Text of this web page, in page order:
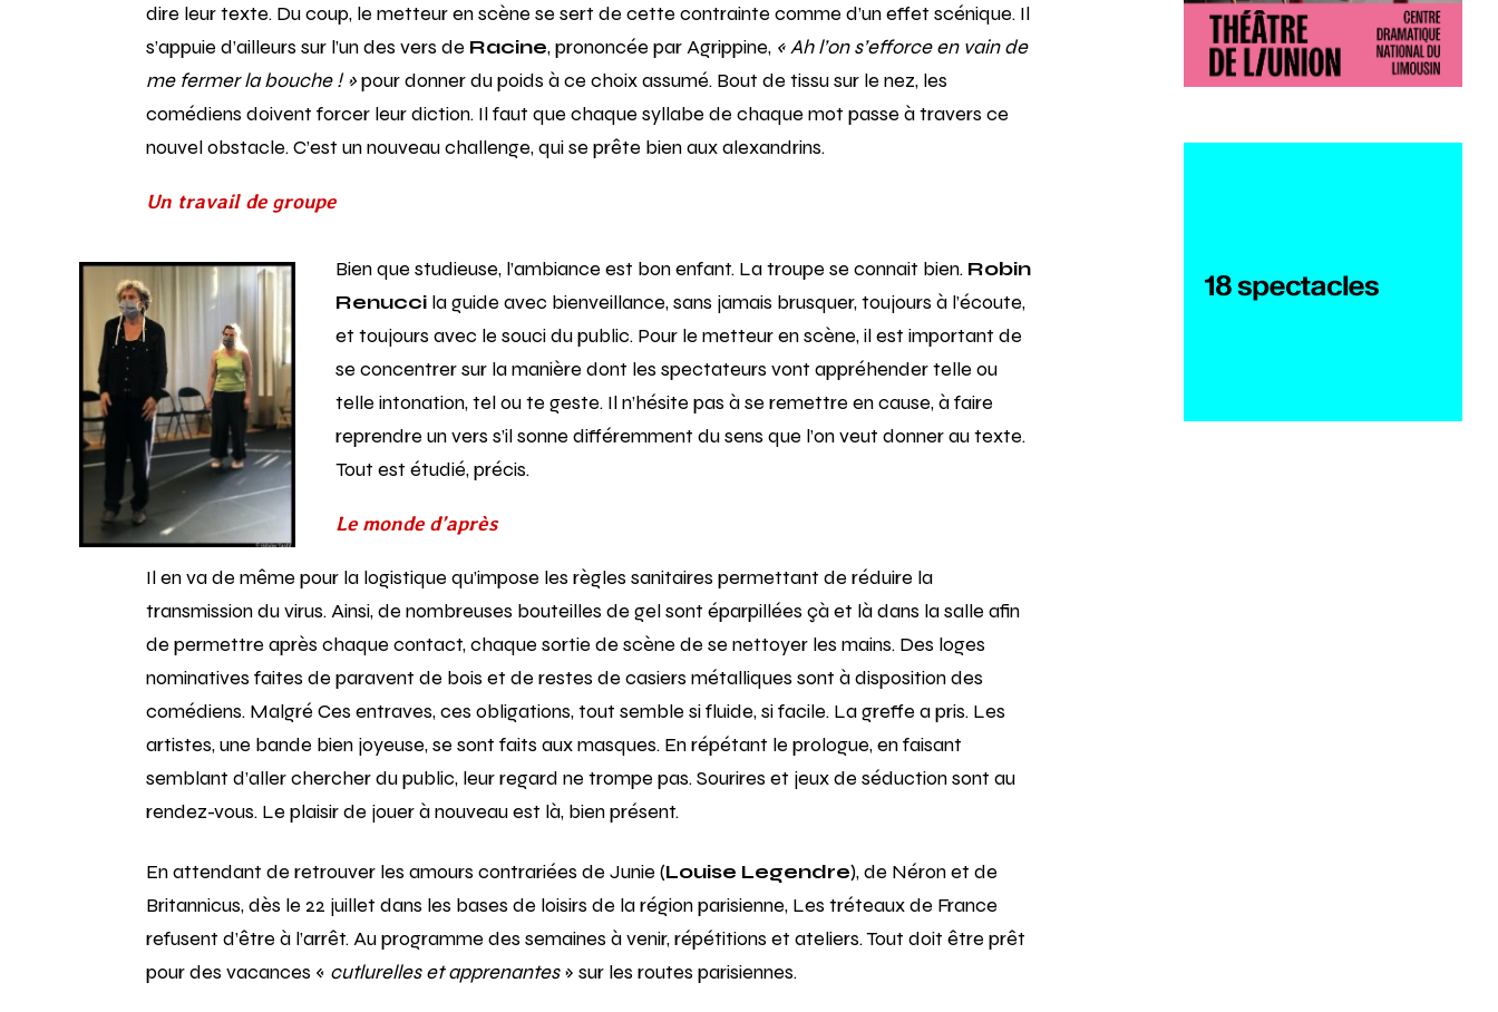
dire leur texte. Du coup, le metteur en scène se sert de cette contrainte comme d’un effet scénique. Il
s’appuie d’ailleurs sur l’un des vers de Racine, prononcée par Agrippine, « Ah l’on s’efforce en vain de
me fermer la bouche ! »pour donner du poids à ce choix assumé. Bout de tissu sur le nez, les
comédiens doivent forcer leur diction. Il faut que chaque syllabe de chaque mot passe à travers ce
nouvel obstacle. C’est un nouveau challenge, qui se prête bien aux alexandrins.
Un travail de groupe
Bien que studieuse, l’ambiance est bon enfant. La troupe se connait bien. Robin
Renucci la guide avec bienveillance, sans jamais brusquer, toujours à l’écoute,
et toujours avec le souci du public. Pour le metteur en scène, il est important de
se concentrer sur la manière dont les spectateurs vont appréhender telle ou
telle intonation, tel ou te geste. Il n’hésite pas à se remettre en cause, à faire
reprendre un vers s’il sonne différemment du sens que l’on veut donner au texte.
Tout est étudié, précis.
Le monde d’après
Il en va de même pour la logistique qu’impose les règles sanitaires permettant de réduire la
transmission du virus. Ainsi, de nombreuses bouteilles de gel sont éparpillées çà et là dans la salle afin
de permettre après chaque contact, chaque sortie de scène de se nettoyer les mains. Des loges
nominatives faites de paravent de bois et de restes de casiers métalliques sont à disposition des
comédiens. Malgré Ces entraves, ces obligations, tout semble si fluide, si facile. La greffe a pris. Les
artistes, une bande bien joyeuse, se sont faits aux masques. En répétant le prologue, en faisant
semblant d’aller chercher du public, leur regard ne trompe pas. Sourires et jeux de séduction sont au
rendez-vous. Le plaisir de jouer à nouveau est là, bien présent.
En attendant de retrouver les amours contrariées de Junie (Louise Legendre), de Néron et de
Britannicus, dès le 22 juillet dans les bases de loisirs de la région parisienne, Les tréteaux de France
refusent d’être à l’arrêt. Au programme des semaines à venir, répétitions et ateliers. Tout doit être prêt
pour des vacances « cutlurelles et apprenantes» sur les routes parisiennes.